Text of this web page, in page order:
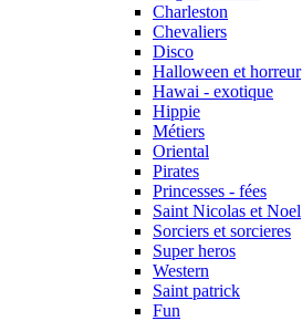
Charleston
Chevaliers
Disco
Halloween et horreur
Hawai - exotique
Hippie
Métiers
Oriental
Pirates
Princesses - fées
Saint Nicolas et Noel
Sorciers et sorcieres
Super heros
Western
Saint patrick
Fun